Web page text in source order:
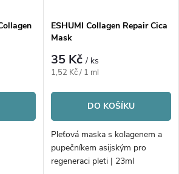
ESHUMI Collagen Repair Cica
Mask
35 Kč/ ks
Měrná
1,52 Kč / 1 ml
DO KOŠÍKU
Pleťová maska s kolagenem a
pupečníkem asijským pro
regeneraci pleti | 23ml